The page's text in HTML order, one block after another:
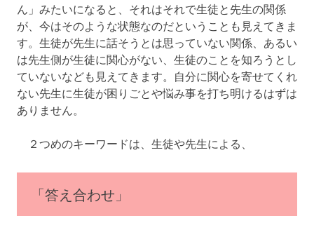
ん」みたいになると、それはそれで生徒と先生の関係
が、今はそのような状態なのだということも見えてきま
す。生徒が先生に話そうとは思っていない関係、あるい
は先生側が生徒に関心がない、生徒のことを知ろうとし
ていないなども見えてきます。自分に関心を寄せてくれ
ない先生に生徒が困りごとや悩み事を打ち明けるはずは
ありません。
２つめのキーワードは、生徒や先生による、
「答え合わせ」